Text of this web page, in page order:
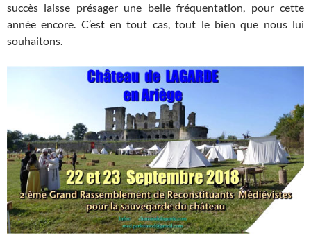
succès laisse présager une belle fréquentation, pour cette
année encore. C’est en tout cas, tout le bien que nous lui
souhaitons.